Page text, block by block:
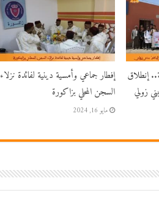
إنطلاق
زولي
إفطار جماعي وأمسية دينية لفائدة نزلاء
السجن المحلي بزاكورة
مايو 16, 2024